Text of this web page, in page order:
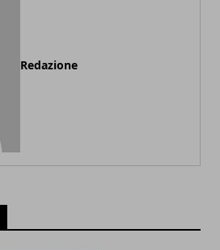
Redazione